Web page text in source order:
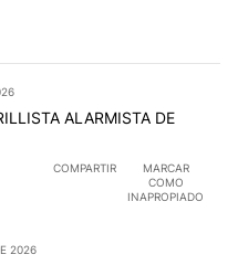
ALARMISTA DE
COMPARTIR
MARCAR
COMO
INAPROPIADO
2026